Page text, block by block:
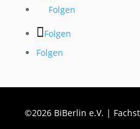
Folgen
Folgen
Folgen
©2026 BiBerlin e.V. |